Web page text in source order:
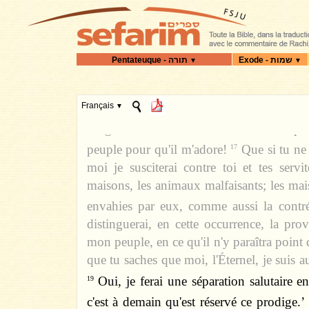
▼ Exode - שמות ▼
Français ▼
devins essayèrent à leur tour, par leurs
disparaître la vermine, mais ils ne
hommes et sur le bétail.
Les devins
point, ainsi que l'avait dit l'Éternel.
"Demain, de bon matin, présente-toi
peuple pour qu'il m'adore!
17
Que si tu
moi je susciterai contre toi et tes
maisons, les animaux malfaisants; les
envahies par eux, comme aussi la
distinguerai, en cette occurrence, la
mon peuple, en ce qu'il n'y paraîtra point
que tu saches que moi, l'Éternel, je suis
19
Oui, je ferai une séparation salutaire
c'est à demain qu'est réservé ce prodige.’